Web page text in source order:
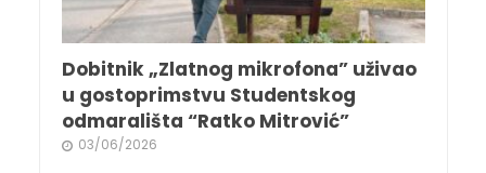
Dobitnik „Zlatnog mikrofona” uživao
u gostoprimstvu Studentskog
odmarališta “Ratko Mitrović”
03/06/2026